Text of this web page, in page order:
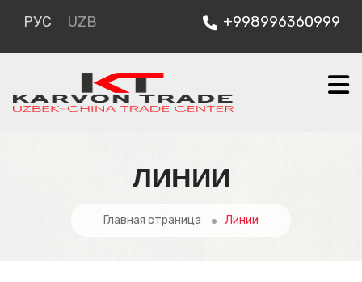
РУС UZB +998996360999
ЛИНИИ
Главная страница Линии